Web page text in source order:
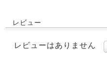
レビュー
レビューはありません